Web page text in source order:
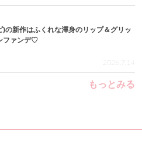
の新作はふくれな渾身のリップ＆グリッ
ファンデ♡
2026.7.14
もっとみる